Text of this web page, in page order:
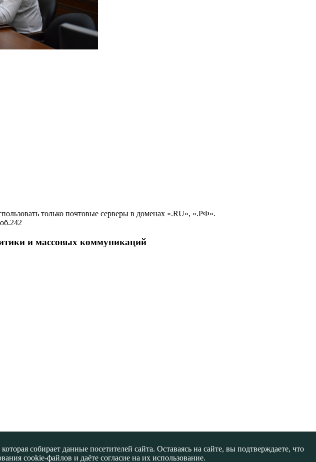
только почтовые серверы в доменах «.RU», «.РФ».
и массовых коммуникаций
собирает данные посетителей сайта. Оставаясь на сайте, вы подтверждаете, что
cookie-файлов и даёте согласие на их использование.